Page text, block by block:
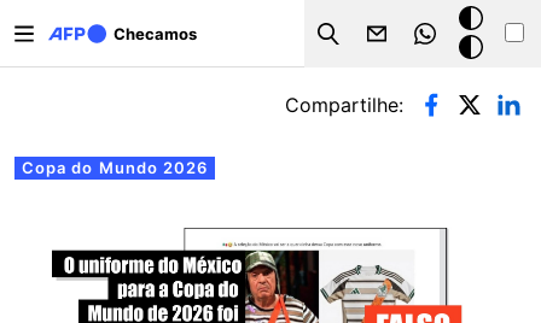
Checamos
Search
Modo
escuro
Abas primárias
Copa do Mundo 2026
Compartilhe: